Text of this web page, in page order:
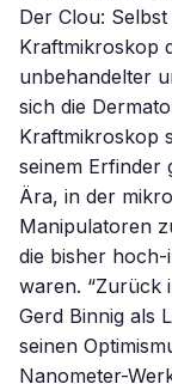
Der Clou:
Kraftmikroskop
unbehandelter
sich die
Kraftmikroskop
seinem Erfinder
Ära, in der
Manipulatoren
die bisher
waren. “Zurück
Gerd Binnig als
seinen
Nanometer-